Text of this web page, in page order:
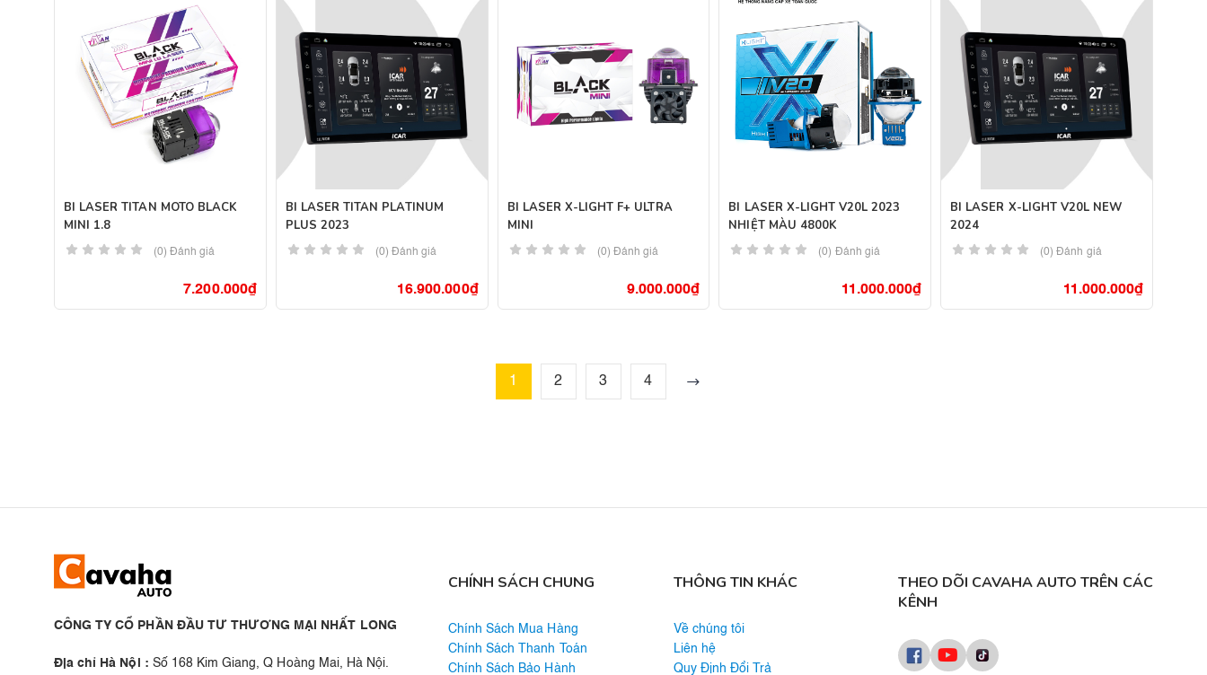
BI LASER TITAN MOTO BLACK
MINI 1.8
(0) Đánh giá
7.200.000₫
BI LASER TITAN PLATINUM
PLUS 2023
(0) Đánh giá
16.900.000₫
BI LASER X-LIGHT F+ ULTRA
MINI
(0) Đánh giá
9.000.000₫
BI LASER X-LIGHT V20L 2023
NHIỆT MÀU 4800K
(0) Đánh giá
11.000.000₫
BI LASER X-LIGHT V20L NEW
2024
(0) Đánh giá
11.000.000₫
1 2 3 4
CÔNG TY CỔ PHẦN ĐẦU TƯ THƯƠNG MẠI NHẤT LONG
Địa chỉ Hà Nội : Số 168 Kim Giang, Q Hoàng Mai, Hà Nội.
CHÍNH SÁCH CHUNG
Chính Sách Mua Hàng
Chính Sách Thanh Toán
Chính Sách Bảo Hành
THÔNG TIN KHÁC
Về chúng tôi
Liên hệ
Quy Định Đổi Trả
THEO DÕI CAVAHA AUTO TRÊN CÁC
KÊNH